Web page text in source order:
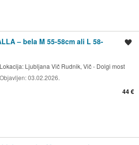
– bela M 55-58cm ali L 58-
Lokacija: Ljubljana Vič Rudnik, Vič - Dolgi most
Objavljen:03.02.2026.
44 €